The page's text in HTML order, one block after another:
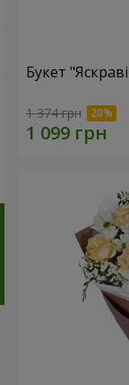
Букет
1 374 грн